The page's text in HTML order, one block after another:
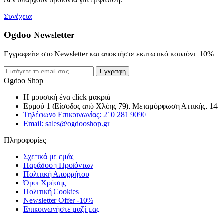
Συνέχεια
Ogdoo Newsletter
Εγγραφείτε στο Newsletter και αποκτήστε εκπτωτικό κουπόνι -10%
Εγγραφη
Ogdoo Shop
Η μουσική ένα click μακριά
Ερμού 1 (Είσοδος από Χλόης 79), Μεταμόρφωση Αττικής,
Τηλέφωνο Επικοινωνίας: 210 281 9090
Email: sales@ogdooshop.gr
Πληροφορίες
Σχετικά με εμάς
Παράδοση Προϊόντων
Πολιτική Απορρήτου
Όροι Χρήσης
Πολιτική Cookies
Newsletter Offer -10%
Επικοινωνήστε μαζί μας